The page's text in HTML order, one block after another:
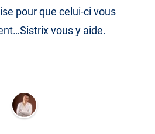
pour que celui-ci vous
vous y aide.